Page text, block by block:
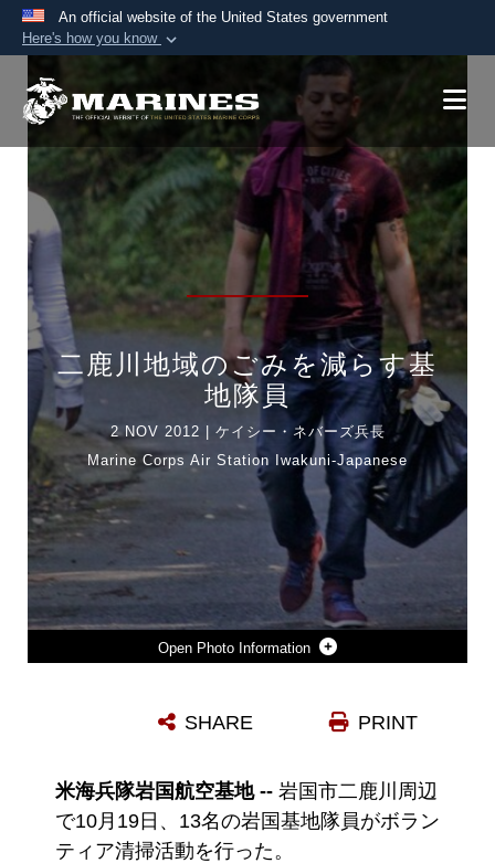
An official website of the United States government
Here's how you know
Official websites use .mil
A.mil website belongs to an official U.S.
Department of Defense organization in the United
States.
Secure .mil websites use HTTPS
A lock ( https:// means you’ve safely
connected to the .mil website. Share sensitive
information only on official, secure websites.
Photo Information
Photo by Lance Cpl. Cayce Nevers
二鹿川地域のごみを減らす基
地隊員
2 NOV 2012
ケイシー・ネバーズ兵長
Marine Corps Air Station Iwakuni-Japanese
PRINT
SHARE
米海兵隊岩国航空基地 -- 岩国市二鹿川周辺
で10月19日、13名の岩国基地隊員がボラン
ティア清掃活動を行った。